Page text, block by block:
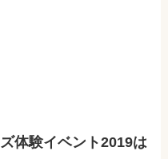
体験イベント2019は